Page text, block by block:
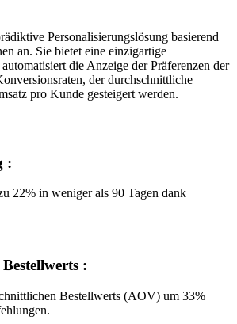
Personalisierungslösung basierend
an. Sie bietet eine einzigartige
die Anzeige der Präferenzen der
der durchschnittliche
pro Kunde gesteigert werden.
:
22% in weniger als 90 Tagen dank
:
Bestellwerts (AOV) um 33%